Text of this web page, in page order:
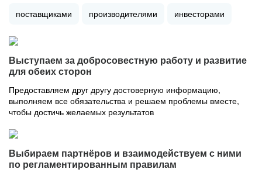
поставщиками производителями инвесторами
Выступаем за добросовестную работу и развитие
для обеих сторон
Предоставляем друг другу достоверную информацию,
выполняем все обязательства и решаем проблемы вместе,
чтобы достичь желаемых результатов
Выбираем партнёров и взаимодействуем с ними
по регламентированным правилам